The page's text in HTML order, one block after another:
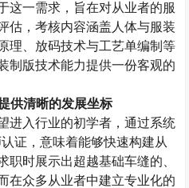
这一需求，旨在对从业者的服
估 ，考核内容涵盖人体与服装
理、放码技术与工艺单编制等
制版技术能力提供一份客观的
供清晰的发展坐标
进入行业的初学者，通过系统
证，意味着能够快速构建从
职时展示出超越基础车缝的、
在众多从业者中建立专业化的